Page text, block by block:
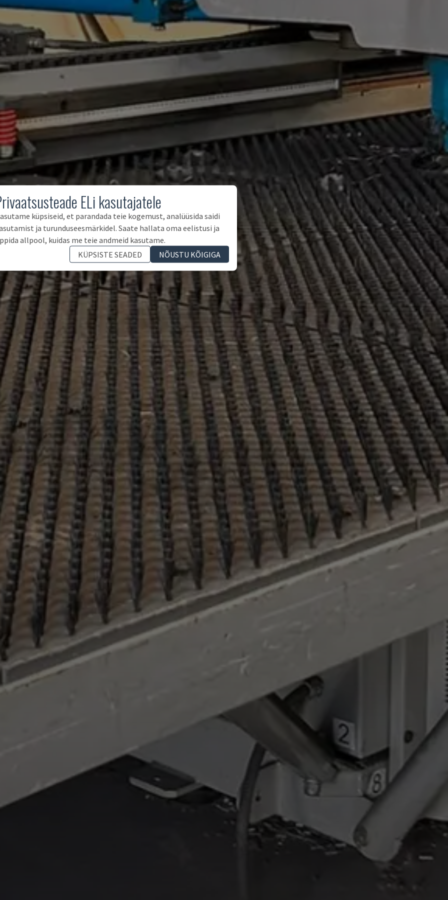
ELi kasutajatele
küpsiseid, et parandada teie kogemust, analüüsida saidi
ja turunduseesmärkidel. Saate hallata oma eelistusi ja
allpool, kuidas me teie andmeid kasutame.
KÜPSISTE SEADED
NÕUSTU KÕIGIGA